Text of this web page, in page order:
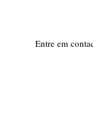
Entre em